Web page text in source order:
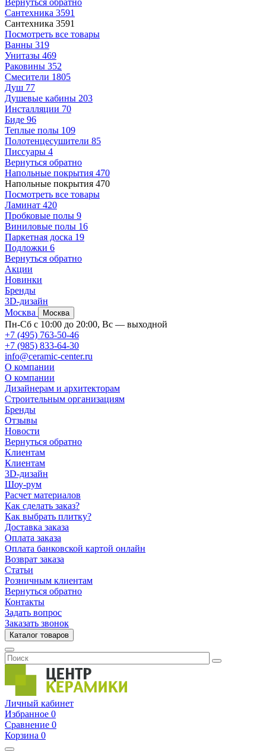
Вернуться обратно
Сантехника 3591
Сантехника 3591
Посмотреть все товары
Ванны 319
Унитазы 469
Раковины 352
Смесители 1805
Душ 77
Душевые кабины 203
Инсталляции 70
Биде 96
Теплые полы 109
Полотенцесушители 85
Писсуары 4
Вернуться обратно
Напольные покрытия 470
Напольные покрытия 470
Посмотреть все товары
Ламинат 420
Пробковые полы 9
Виниловые полы 16
Паркетная доска 19
Подложки 6
Вернуться обратно
Акции
Новинки
Бренды
3D-дизайн
Москва
Москва
Пн-Сб с 10:00 до 20:00, Вс — выходной
+7 (495) 763-50-46
+7 (985) 833-64-30
info@ceramic-center.ru
О компании
О компании
Дизайнерам и архитекторам
Строительным организациям
Бренды
Отзывы
Новости
Вернуться обратно
Клиентам
Клиентам
3D-дизайн
Шоу-рум
Расчет материалов
Как сделать заказ?
Как выбрать плитку?
Доставка заказа
Оплата заказа
Оплата банковской картой онлайн
Возврат заказа
Статьи
Розничным клиентам
Вернуться обратно
Контакты
Задать вопрос
Заказать звонок
Каталог товаров
Личный кабинет
Избранное 0
Сравнение 0
Корзина 0